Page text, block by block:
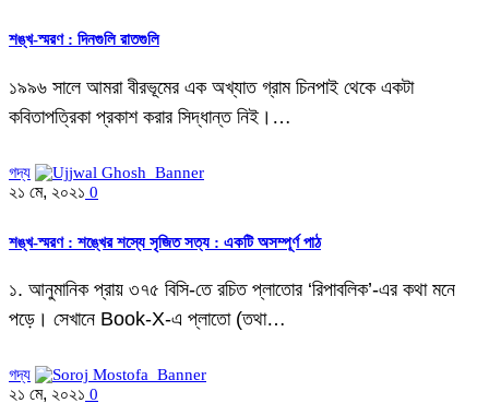
শঙ্খ-স্মরণ : দিনগুলি রাতগুলি
১৯৯৬ সালে আমরা বীরভূমের এক অখ্যাত গ্রাম চিনপাই থেকে একটা
কবিতাপত্রিকা প্রকাশ করার সিদ্ধান্ত নিই।…
গদ্য
২১ মে, ২০২১ 0
শঙ্খ-স্মরণ : শঙ্খের শস্যে সৃজিত সত্য : একটি অসম্পূর্ণ পাঠ
১. আনুমানিক প্রায় ৩৭৫ বিসি-তে রচিত প্লাতোর ‘রিপাবলিক’-এর কথা মনে
পড়ে। সেখানে Book-X-এ প্লাতো (তথা…
গদ্য
২১ মে, ২০২১ 0